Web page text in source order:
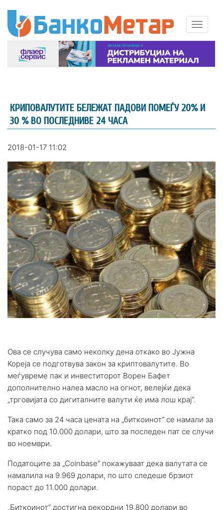
КРИПОВАЛУТИТЕ БЕЛЕЖАТ ПАДОВИ ПОМЕЃУ 20% И
30 % ВО ПОСЛЕДНИВЕ 24 ЧАСА
2018-01-17 11:02
Ова се случува само неколку дена откако во Јужна
Кореја се подготвува закон за криптовалутите. Во
меѓувреме пак и инвеститорот Ворен Бафет
дополнително налеа масло на огнот, велејќи дека
„трговијата со дигиталните валути ќе има лош крај“.
Така само за 24 часа цената на „биткоинот“ се намали за
кратко под 10.000 долари, што за последен пат се случи
во ноември.
Податоците за „Coinbase“ покажуваат дека валутата се
намалила на 9.969 долари, по што следеше брзиот
пораст до 11.000 долари.
„Биткоинот“ достигна рекордни 19.800 долари во